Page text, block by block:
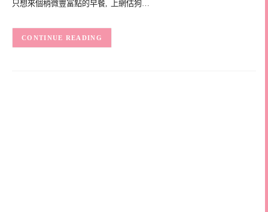
只想來個稍微豐富點的早餐, 上網估狗…
CONTINUE READING